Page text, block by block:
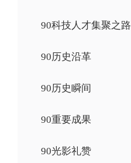
90科技人才集聚之路
90历史沿革
90历史瞬间
90重要成果
90光影礼赞